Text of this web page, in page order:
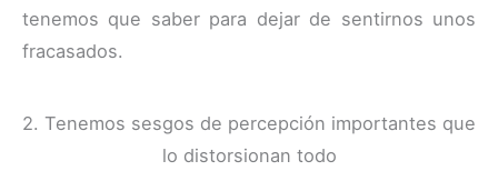
tenemos que saber para dejar de sentirnos unos
fracasados.
2. Tenemos sesgos de percepción importantes que
lo distorsionan todo